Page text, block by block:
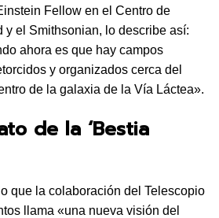
Fellow en el Centro de
y el Smithsonian, lo describe así:
ahora es que hay campos
y organizados cerca del
de la galaxia de la Vía Láctea».
de la ‘Bestia
que la colaboración del Telescopio
llama «una nueva visión del